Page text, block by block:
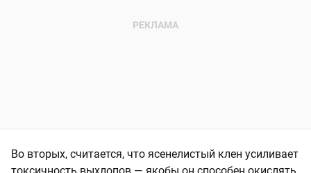
Во вторых, считается, что ясенелистый клен усиливает
токсичность выхлопов — якобы он способен окислять